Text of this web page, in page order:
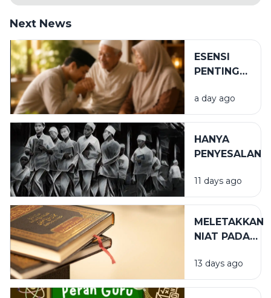
Next News
ESENSI
PENTING
BIRRUL
WALIDAIN
a day ago
HANYA
PENYESALAN
11 days ago
MELETAKKAN
NIAT PADA
YANG TEPAT
13 days ago